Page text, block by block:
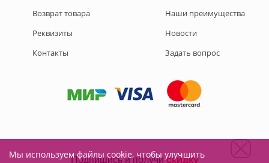
Возврат товара
Реквизиты
Контакты
Наши преимущества
Новости
Задать вопрос
Мы используем файлы cookie, чтобы улучшить